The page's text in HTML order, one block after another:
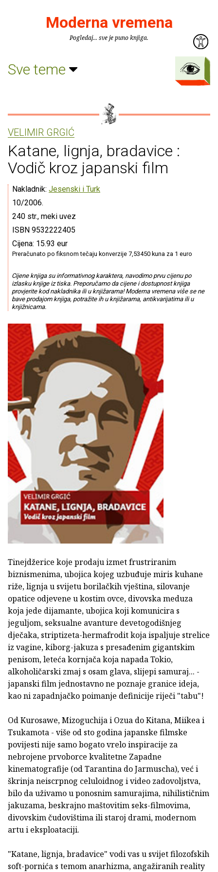
Moderna vremena
Pogledaj... sve je puno knjiga.
Sve teme
VELIMIR GRGIĆ
Katane, lignja, bradavice :
Vodič kroz japanski film
Nakladnik: Jesenski i Turk
10/2006.
240 str., meki uvez
ISBN 9532222405
Cijena: 15.93 eur
Preračunato po fiksnom tečaju konverzije 7,53450 kuna za 1 euro
Cijene knjiga su informativnog karaktera, navodimo prvu cijenu po
izlasku knjige iz tiska. Preporučamo da cijene i dostupnost knjiga
provjerite kod nakladnika ili u knjižarama! Moderna vremena više se ne
bave prodajom knjiga, potražite ih u knjižarama, antikvarijatima ili u
knjižnicama.
Tinejdžerice koje prodaju izmet frustriranim
biznismenima, ubojica kojeg uzbuđuje miris kuhane
riže, lignja u svijetu borilačkih vještina, silovanje
opatice odjevene u kostim ovce, divovska meduza
koja jede dijamante, ubojica koji komunicira s
jeguljom, seksualne avanture devetogodišnjeg
dječaka, striptizeta-hermafrodit koja ispaljuje strelice
iz vagine, kiborg-jakuza s presađenim gigantskim
penisom, leteća kornjača koja napada Tokio,
alkoholičarski zmaj s osam glava, slijepi samuraj... -
japanski film jednostavno ne poznaje granice ideja,
kao ni zapadnjačko poimanje definicije riječi "tabu"!
Od Kurosawe, Mizoguchija i Ozua do Kitana, Miikea i
Tsukamota - više od sto godina japanske filmske
povijesti nije samo bogato vrelo inspiracije za
nebrojene prvoborce kvalitetne Zapadne
kinematografije (od Tarantina do Jarmuscha), već i
škrinja neiscrpnog celuloidnog i video zadovoljstva,
bilo da uživamo u ponosnim samurajima, nihilističnim
jakuzama, beskrajno maštovitim seks-filmovima,
divovskim čudovištima ili staroj drami, modernom
artu i eksploataciji.
"Katane, lignja, bradavice" vodi vas u svijet filozofskih
soft-pornića s temom anarhizma, angažiranih reality